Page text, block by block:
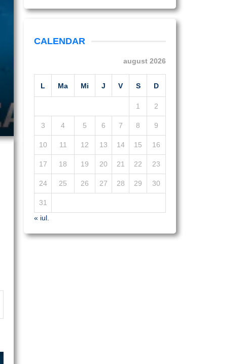
CALENDAR
august 2026
L Ma Mi J V S D
1 2
3 4 5 6 7 8 9
10 11 12 13 14 15 16
17 18 19 20 21 22 23
24 25 26 27 28 29 30
31
« iul.